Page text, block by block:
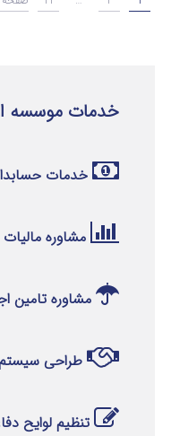
خدمات موسسه
خدمات
مشاوره مالیات
مشاوره تامین
طراحی
تنظیم لوایح